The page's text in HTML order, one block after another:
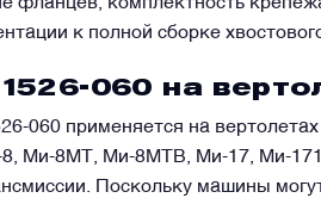
к полной сборке
060 на
060 применяется на
Ми-8МТ, Ми-8МТВ, Ми-17, Ми-171
Поскольку машины